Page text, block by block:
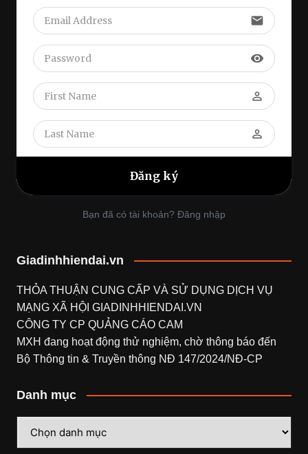
email
visibility
perm_identity
perm_identity
Bạn đã có tài khoản? Đăng nhập
Giadinhhiendai.vn
THỎA THUẬN CUNG CẤP VÀ SỬ DỤNG DỊCH VỤ
MẠNG XÃ HỘI GIADINHHIENDAI.VN
CÔNG TY CP QUẢNG CÁO CAM
MXH đang hoạt động thử nghiệm, chờ thông báo đến
Bộ Thông tin & Truyền thông NĐ 147/2024/NĐ-CP
Danh mục
mục